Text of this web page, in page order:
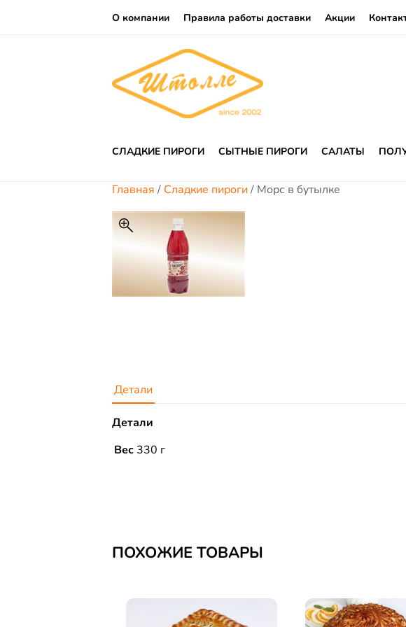
О компании Правила работы доставки Акции
СЛАДКИЕ ПИРОГИ СЫТНЫЕ ПИРОГИ САЛАТЫ
Главная / Сладкие пироги / Морс в бутылке
Детали
Детали
Вес 330 г
ПОХОЖИЕ ТОВАРЫ